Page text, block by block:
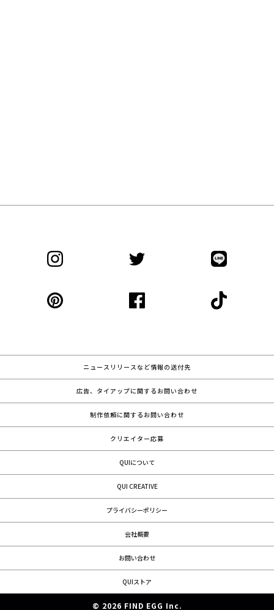
ニュースリリースなど情報の送付先
広告、タイアップに関するお問い合わせ
制作依頼に関するお問い合わせ
クリエイター応募
QUIについて
QUI CREATIVE
プライバシーポリシー
会社概要
お問い合わせ
QUIストア
© 2026 FIND EGG Inc.